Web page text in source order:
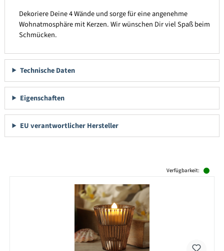
Dekoriere Deine 4 Wände und sorge für eine angenehme
Wohnatmosphäre mit Kerzen. Wir wünschen Dir viel Spaß beim
Schmücken.
Technische Daten
Eigenschaften
EU verantwortlicher Hersteller
Verfügbarkeit: